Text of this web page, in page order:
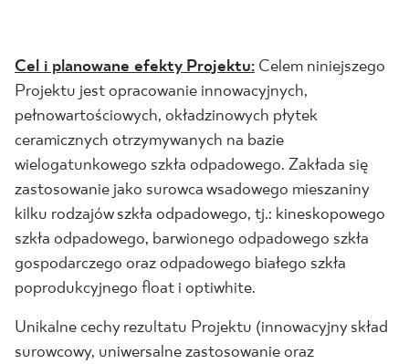
Cel i planowane efekty Projektu: Celem niniejszego
Projektu jest opracowanie innowacyjnych,
pełnowartościowych, okładzinowych płytek
ceramicznych otrzymywanych na bazie
wielogatunkowego szkła odpadowego. Zakłada się
zastosowanie jako surowca wsadowego mieszaniny
kilku rodzajów szkła odpadowego, tj.: kineskopowego
szkła odpadowego, barwionego odpadowego szkła
gospodarczego oraz odpadowego białego szkła
poprodukcyjnego float i optiwhite.
Unikalne cechy rezultatu Projektu (innowacyjny skład
surowcowy, uniwersalne zastosowanie oraz